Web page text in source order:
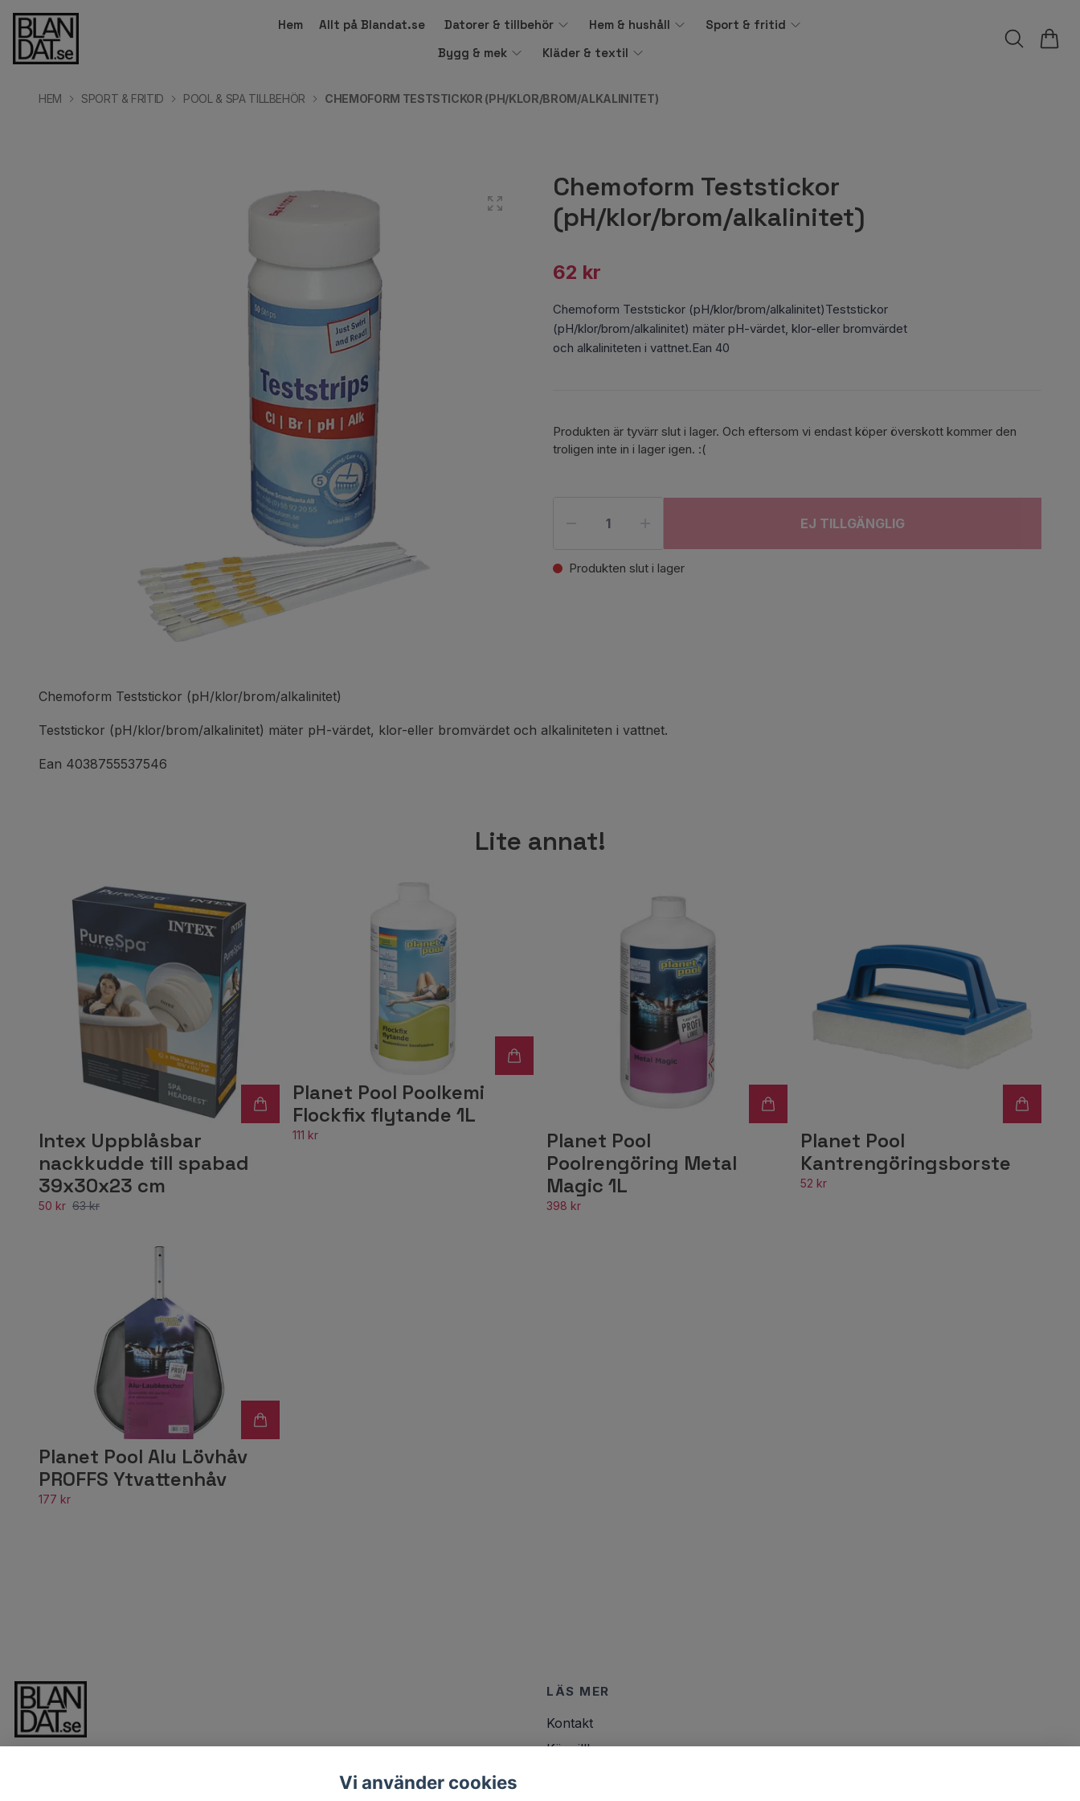
Hem Allt på Blandat.se Datorer & tillbehör Hem & hushåll
Sport & fritid
Bygg & mek
Kläder & textil
HEM SPORT & FRITID POOL & SPA TILLBEHÖR CHEMOFORM TESTSTICKOR (PH/KLOR/BROM/ALKALINITET)
Chemoform Teststickor
(pH/klor/brom/alkalinitet)
62 kr
Chemoform Teststickor (pH/klor/brom/alkalinitet)Teststickor
(pH/klor/brom/alkalinitet) mäter pH-värdet, klor-eller bromvärdet
och alkaliniteten i vattnet.Ean 40
Produkten är tyvärr slut i lager. Och eftersom vi endast köper överskott kommer den
troligen inte in i lager igen. :(
EJ TILLGÄNGLIG
Produkten slut i lager
Chemoform Teststickor (pH/klor/brom/alkalinitet)
Teststickor (pH/klor/brom/alkalinitet) mäter pH-värdet, klor-eller bromvärdet och alkaliniteten i vattnet.
Ean 4038755537546
Lite annat!
Intex Uppblåsbar
nackkudde till spabad
39x30x23 cm
50 kr 63 kr
Planet Pool Poolkemi
Flockfix flytande 1L
111 kr
Planet Pool
Poolrengöring Metal
Magic 1L
398 kr
Planet Pool
Kantrengöringsborste
52 kr
Planet Pool Alu Lövhåv
PROFFS Ytvattenhåv
177 kr
LÄS MER
Kontakt
Köpvillkor
Vi använder cookies